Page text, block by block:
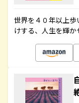
世界を４０年以上
けする、人生を輝